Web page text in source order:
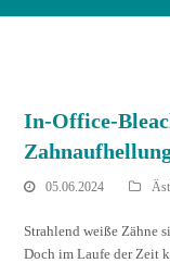
In-Office-
05.06.2024
Strahlend weiße Zähne
Doch im Laufe der Zeit